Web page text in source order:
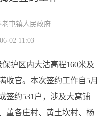
屯镇人民政府
02 11:03
护区内大沽高程160米及
收官。本次签约工作自5月
签约531户，涉及大窝铺
董各庄村、黄土坎村、杨